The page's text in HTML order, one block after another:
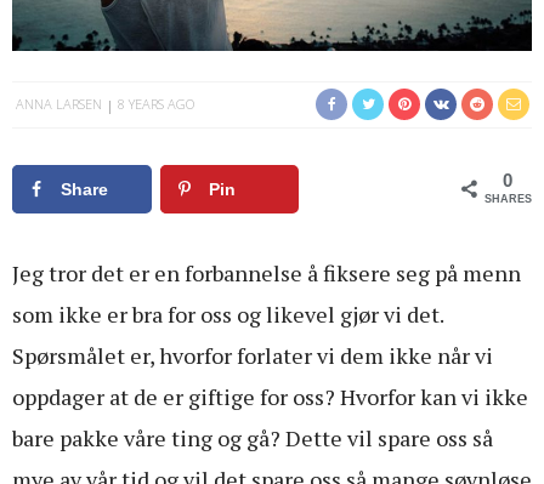
ANNA LARSEN 8 YEARS AGO
Share Pin 0
SHARES
Jeg tror det er en forbannelse å fiksere seg på menn
som ikke er bra for oss og likevel gjør vi det.
Spørsmålet er, hvorfor forlater vi dem ikke når vi
oppdager at de er giftige for oss? Hvorfor kan vi ikke
bare pakke våre ting og gå? Dette vil spare oss så